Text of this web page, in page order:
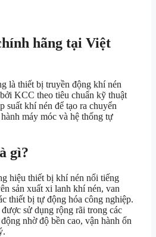
hãng tại Việt
là thiết bị truyền động khí nén
KCC theo tiêu chuẩn kỹ thuật
suất khí nén để tạo ra chuyển
máy móc và hệ thống tự
gì?
hiệu thiết bị khí nén nổi tiếng
sản xuất xi lanh khí nén, van
thiết bị tự động hóa công nghiệp.
sử dụng rộng rãi trong các
nhờ độ bền cao, vận hành ổn